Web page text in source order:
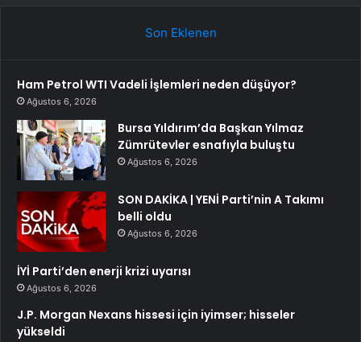
Son Eklenen
Ham Petrol WTI Vadeli İşlemleri neden düşüyor?
Ağustos 6, 2026
Bursa Yıldırım’da Başkan Yılmaz
Zümrütevler esnafıyla buluştu
Ağustos 6, 2026
SON DAKİKA | YENİ Parti’nin A Takımı
belli oldu
Ağustos 6, 2026
İYİ Parti’den enerji krizi uyarısı
Ağustos 6, 2026
J.P. Morgan Nexans hissesi için iyimser; hisseler
yükseldi